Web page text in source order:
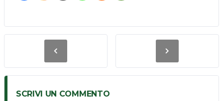
SCRIVI UN COMMENTO